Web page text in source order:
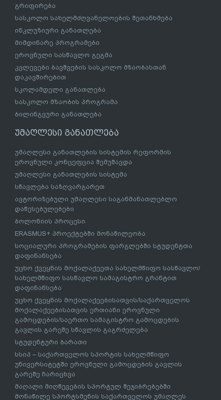
გრიფირება
სასკოლო სახელმძღვანელოების შეთანხმება
ინკლუზიური განათლება
მიმდინარე პროგრამები
ეროვნული სასწავლო გეგმა
კვლევები ბავშვების სასკოლო მზაობასთან
დაკავშირებით
სკოლამდელი განათლება
სასკოლო მზაობის პროგრამა
ბილინგვური განათლება
უმაღლესი განათლება
უმაღლესი განათლების სისტემის რეფორმის
ეროვნული კონცეფცია შემუშავდა
უმაღლესი განათლების სისტემა
სწავლება საზღვარგარეთ
ავტორიზებული უმაღლესი საგანმანათლებლო
დაწესებულებები
ბოლონიის პროცესი
ERASMUS+ პროექტებში მონაწილეობა
სოციალური პროგრამების ფარგლებში სტუდენტთა
დაფინანსება
უცხო ქვეყნის მოქალაქეეთა სახელმწიფო სასწავლო/
სახელმწიფო სასწავლო სამაგისტრო გრანტით
დაფინანსება
უცხო ქვეყნის მოქალაქეებისათვის/საქართველოს
მოქალაქეებისათვის ერთიანი ეროვნული
გამოცდების/საერთო სამაგისტრო გამოცდების
გავლის გარეშე სწავლის გაგრძელება
სტუდენტური ბარათი
სსიპ – საქართველოს სპორტის სახელმწიფო
უნივერსიტეტში ეროვნული გამოცდების გავლის
გარეშე ჩარიცხვა
მაღალი მიღწევების სპორტულ შეჯიბრებებში
მონაწილე სპორტსმენის საქართველოს უმაღლეს